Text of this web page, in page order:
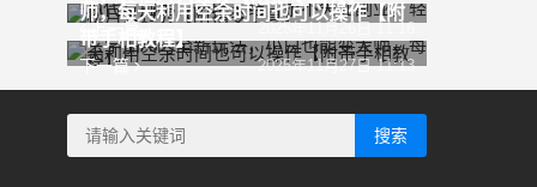
上一篇 2025年11月26日 11:16
下一篇
师，每天利用空余时间也可以操作【附
带手相教程】
2025年11月27日 11:13
搜索